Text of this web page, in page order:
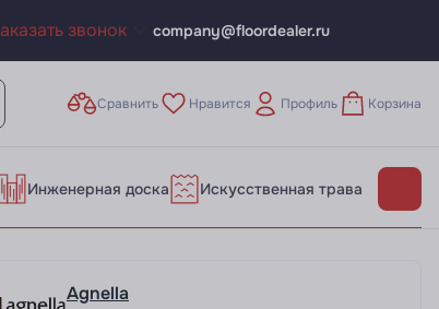
звонок company@floordealer.ru
Сравнить Нравится Профиль Корзина
Инженерная доска Искусственная трава
Agnella